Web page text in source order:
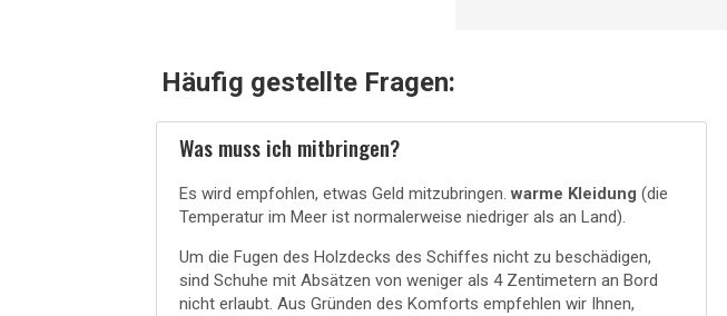
Häufig gestellte Fragen:
Was muss ich mitbringen?
Es wird empfohlen, etwas Geld mitzubringen.warme Kleidung (die
Temperatur im Meer ist normalerweise niedriger als an Land).
Um die Fugen des Holzdecks des Schiffes nicht zu beschädigen,
sind Schuhe mit Absätzen von weniger als 4 Zentimetern an Bord
nicht erlaubt. Aus Gründen des Komforts empfehlen wir Ihnen,